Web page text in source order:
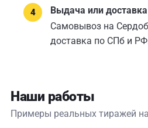
Выдача или доставка
Самовывоз на
доставка по СПб и
Наши работы
Примеры реальных тиражей